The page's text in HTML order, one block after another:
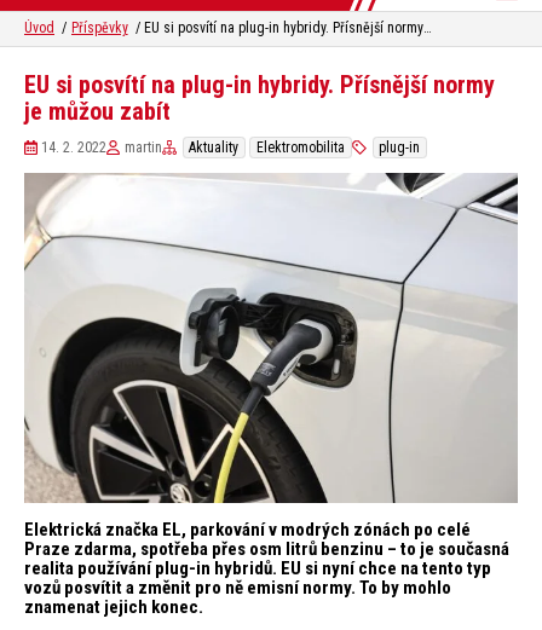
Úvod Příspěvky EU si posvítí na plug-in hybridy. Přísnější normy je můžou zabít
EU si posvítí na plug-in hybridy. Přísnější normy
je můžou zabít
14. 2. 2022 martin Aktuality Elektromobilita plug-in
Elektrická značka EL, parkování v modrých zónách po celé
Praze zdarma, spotřeba přes osm litrů benzinu – to je současná
realita používání plug-in hybridů. EU si nyní chce na tento typ
vozů posvítit a změnit pro ně emisní normy. To by mohlo
znamenat jejich konec.